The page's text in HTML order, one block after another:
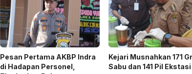
Pesan Pertama AKBP Indra
di Hadapan Personel,
Kejari Musnahkan 171
Sabu dan 141 Pil Ekstasi